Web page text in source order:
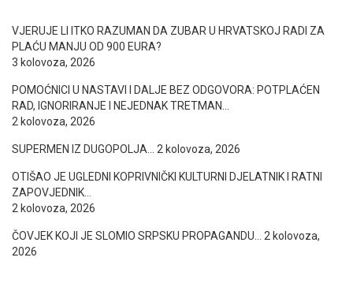
VJERUJE LI ITKO RAZUMAN DA ZUBAR U HRVATSKOJ RADI ZA
PLAĆU MANJU OD 900 EURA?
3 kolovoza, 2026
POMOĆNICI U NASTAVI I DALJE BEZ ODGOVORA: POTPLAĆEN
RAD, IGNORIRANJE I NEJEDNAK TRETMAN…
2 kolovoza, 2026
SUPERMEN IZ DUGOPOLJA… 2 kolovoza, 2026
OTIŠAO JE UGLEDNI KOPRIVNIČKI KULTURNI DJELATNIK I RATNI
ZAPOVJEDNIK…
2 kolovoza, 2026
ČOVJEK KOJI JE SLOMIO SRPSKU PROPAGANDU…
2 kolovoza,
2026